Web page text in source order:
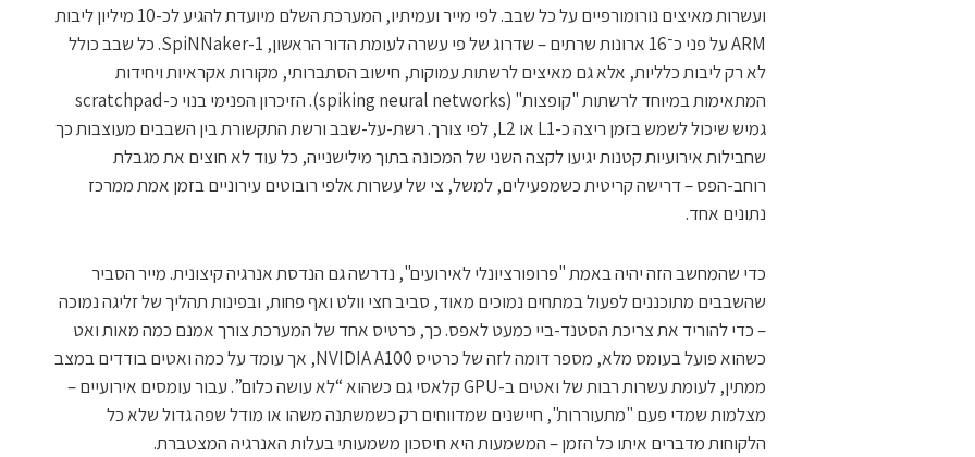
ועשרות מאיצים נורומורפיים על כל שבב. לפי מייר ועמיתיו, המערכת השלם מיועדת להגיע לכ-10 מיליון ליבות
ARM על פני כ־16 ארונות שרתים – שדרוג של פי עשרה לעומת הדור הראשון, SpiNNaker-1. כל שבב כולל
לא רק ליבות כלליות, אלא גם מאיצים לרשתות עמוקות, חישוב הסתברותי, מקורות אקראיות ויחידות
המתאימות במיוחד לרשתות "קופצות" (spiking neural networks). הזיכרון הפנימי בנוי כ-scratchpad
גמיש שיכול לשמש בזמן ריצה כ-L1 או L2, לפי צורך. רשת-על-שבב ורשת התקשורת בין השבבים מעוצבות כך
שחבילות אירועיות קטנות יגיעו לקצה השני של המכונה בתוך מילישנייה, כל עוד לא חוצים את מגבלת
רוחב-הפס – דרישה קריטית כשמפעילים, למשל, צי של עשרות אלפי רובוטים עירוניים בזמן אמת ממרכז
נתונים אחד.
כדי שהמחשב הזה יהיה באמת "פרופורציונלי לאירועים", נדרשה גם הנדסת אנרגיה קיצונית. מייר הסביר
שהשבבים מתוכננים לפעול במתחים נמוכים מאוד, סביב חצי וולט ואף פחות, ובפינות תהליך של זליגה נמוכה
– כדי להוריד את צריכת הסטנד-ביי כמעט לאפס. כך, כרטיס אחד של המערכת צורך אמנם כמה מאות ואט
כשהוא פועל בעומס מלא, מספר דומה לזה של כרטיס NVIDIA A100, אך עומד על כמה ואטים בודדים במצב
ממתין, לעומת עשרות רבות של ואטים ב-GPU קלאסי גם כשהוא “לא עושה כלום”. עבור עומסים אירועיים –
מצלמות שמדי פעם "מתעוררות", חיישנים שמדווחים רק כשמשתנה משהו או מודל שפה גדול שלא כל
הלקוחות מדברים איתו כל הזמן – המשמעות היא חיסכון משמעותי בעלות האנרגיה המצטברת.